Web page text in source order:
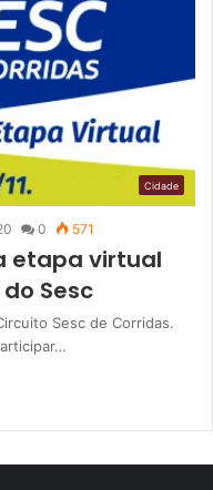
Cidade
0 571
etapa virtual
Sesc
Sesc de Corridas.